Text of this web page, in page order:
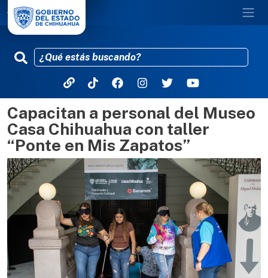
Pasar al contenido principal
Capacitan a personal del Museo
Casa Chihuahua con taller
“Ponte en Mis Zapatos”